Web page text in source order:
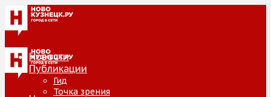
Новости
Публикации
Гид
Точка зрения